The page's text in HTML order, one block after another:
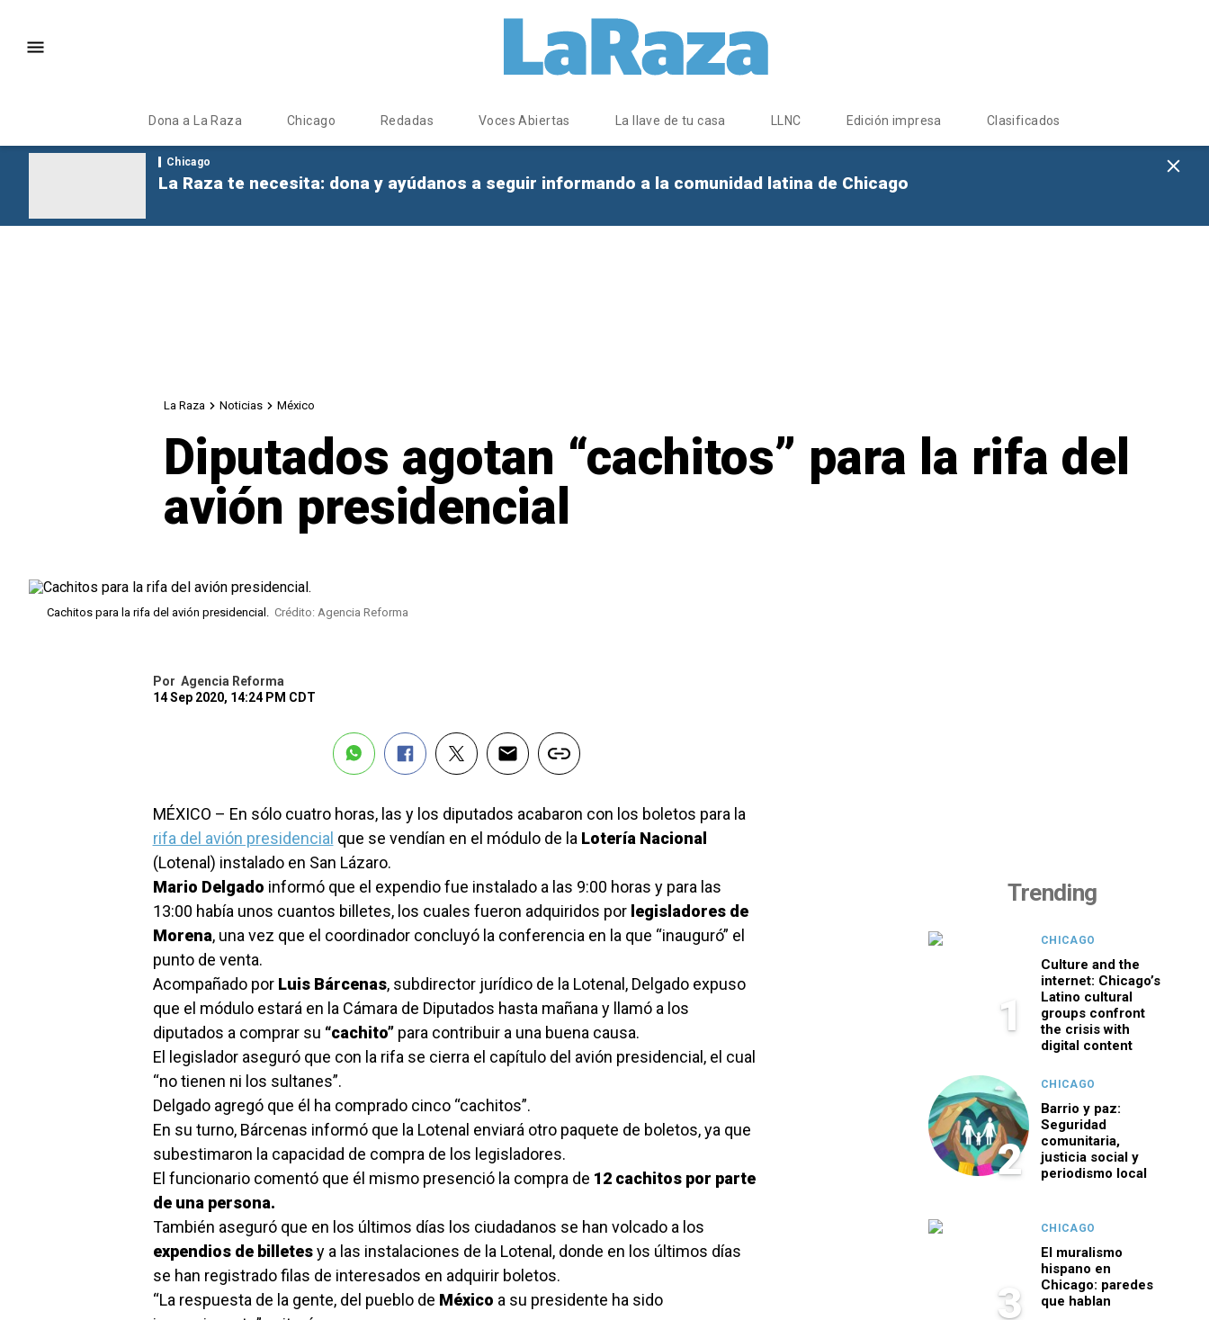
Dona a La Raza Chicago Redadas Voces Abiertas La llave de tu casa LLNC Edición impresa Clasificados
Chicago
La Raza te necesita: dona y ayúdanos a seguir informando a la comunidad latina de Chicago
La Raza Noticias México
Diputados agotan “cachitos” para la rifa del
avión presidencial
Cachitos para la rifa del avión presidencial. Crédito: Agencia Reforma
Por Agencia Reforma
14 Sep 2020, 14:24 PM CDT
MÉXICO – En sólo cuatro horas, las y los diputados acabaron con los boletos para la
rifa del avión presidencial que se vendían en el módulo de la Lotería Nacional
(Lotenal) instalado en San Lázaro.
Mario Delgado informó que el expendio fue instalado a las 9:00 horas y para las
13:00 había unos cuantos billetes, los cuales fueron adquiridos porlegisladores de
Morena, una vez que el coordinador concluyó la conferencia en la que “inauguró” el
punto de venta.
Acompañado por Luis Bárcenas, subdirector jurídico de la Lotenal, Delgado expuso
que el módulo estará en la Cámara de Diputados hasta mañana y llamó a los
diputados a comprar su “cachito”para contribuir a una buena causa.
El legislador aseguró que con la rifa se cierra el capítulo del avión presidencial, el cual
“no tienen ni los sultanes”.
Delgado agregó que él ha comprado cinco “cachitos”.
En su turno, Bárcenas informó que la Lotenal enviará otro paquete de boletos, ya que
subestimaron la capacidad de compra de los legisladores.
El funcionario comentó que él mismo presenció la compra de 12 cachitos por parte
de una persona.
También aseguró que en los últimos días los ciudadanos se han volcado a los
expendios de billetesy a las instalaciones de la Lotenal, donde en los últimos días
se han registrado filas de interesados en adquirir boletos.
“La respuesta de la gente, del pueblo de México a su presidente ha sido
Trending
1
CHICAGO
Culture and the
internet: Chicago’s
Latino cultural
groups confront
the crisis with
digital content
2
CHICAGO
Barrio y paz:
Seguridad
comunitaria,
justicia social y
periodismo local
3
CHICAGO
El muralismo
hispano en
Chicago: paredes
que hablan